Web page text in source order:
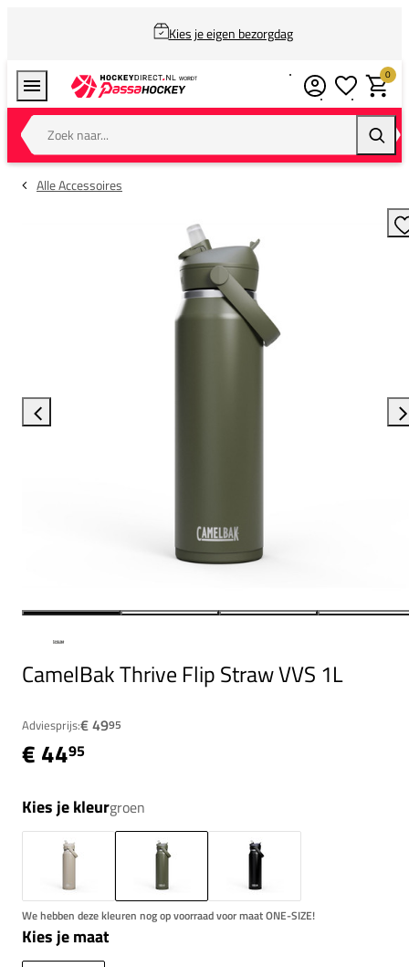
Kies je eigen bezorgdag
Zoek naar...
0
Alle Accessoires
CamelBak Thrive Flip Straw VVS 1L
Adviesprijs:€ 4995
€ 4495
Kies je kleurgroen
We hebben deze kleuren nog op voorraad voor maat ONE-SIZE!
Kies je maat